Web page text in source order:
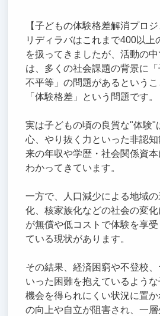
【子どもの体験格差解消プロジ
リディラバはこれまで400以上
を扱ってきましたが、活動の
は、多くの社会課題の背景に
不平等」の問題があるという
「体験格差」という問題です。
実は子どもの頃の良質な"体験"
心、やり抜く力といった非認
来の年収や学歴・社会関係資
わかってきています。
一方で、人口減少による地域
化、核家族化などの社会の変
が無償や低コストで体験を享
ている現状があります。
その結果、経済困窮や不登校
いった困難を抱えているよう
機会を得られにくい状況に置
の向上や自立が阻害され、一